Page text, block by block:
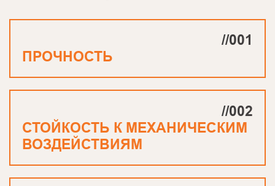
//001
ПРОЧНОСТЬ
//002
СТОЙКОСТЬ К МЕХАНИЧЕСКИМ
ВОЗДЕЙСТВИЯМ